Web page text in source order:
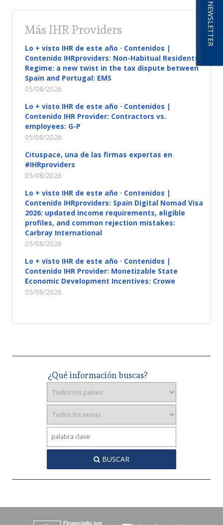
NEWSLETTER
Más IHR Providers
Lo + visto IHR de este año · Contenidos |
Contenido IHRproviders: Non-Habitual Residents
Regime: a new twist in the tax dispute between
Spain and Portugal: EMS
05/08/2026
Lo + visto IHR de este año · Contenidos |
Contenido IHR Provider: Contractors vs.
employees: G-P
05/08/2026
Cituspace, una de las firmas expertas en
#IHRproviders
05/08/2026
Lo + visto IHR de este año · Contenidos |
Contenido IHRproviders: Spain Digital Nomad Visa
2026: updated income requirements, eligible
profiles, and common rejection mistakes:
Carbray International
05/08/2026
Lo + visto IHR de este año · Contenidos |
Contenido IHR Provider: Monetizable State
Economic Development Incentives: Crowe
05/08/2026
¿Qué información buscas?
BUSCAR